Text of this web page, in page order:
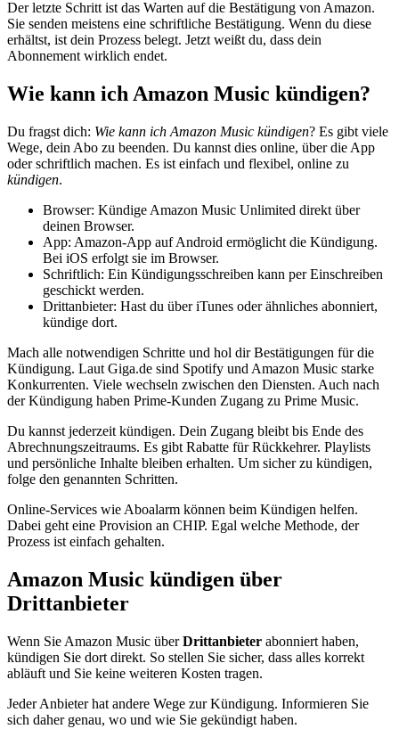
Der letzte Schritt ist das Warten auf die Bestätigung von Amazon.
Sie senden meistens eine schriftliche Bestätigung. Wenn du diese
erhältst, ist dein Prozess belegt. Jetzt weißt du, dass dein
Abonnement wirklich endet.
Wie kann ich Amazon Music kündigen?
Du fragst dich: Wie kann ich Amazon Music kündigen? Es gibt viele
Wege, dein Abo zu beenden. Du kannst dies online, über die App
oder schriftlich machen. Es ist einfach und flexibel, online zu
kündigen.
Browser: Kündige Amazon Music Unlimited direkt über
deinen Browser.
App: Amazon-App auf Android ermöglicht die Kündigung.
Bei iOS erfolgt sie im Browser.
Schriftlich: Ein Kündigungsschreiben kann per Einschreiben
geschickt werden.
Drittanbieter: Hast du über iTunes oder ähnliches abonniert,
kündige dort.
Mach alle notwendigen Schritte und hol dir Bestätigungen für die
Kündigung. Laut Giga.de sind Spotify und Amazon Music starke
Konkurrenten. Viele wechseln zwischen den Diensten. Auch nach
der Kündigung haben Prime-Kunden Zugang zu Prime Music.
Du kannst jederzeit kündigen. Dein Zugang bleibt bis Ende des
Abrechnungszeitraums. Es gibt Rabatte für Rückkehrer. Playlists
und persönliche Inhalte bleiben erhalten. Um sicher zu kündigen,
folge den genannten Schritten.
Online-Services wie Aboalarm können beim Kündigen helfen.
Dabei geht eine Provision an CHIP. Egal welche Methode, der
Prozess ist einfach gehalten.
Amazon Music kündigen über
Drittanbieter
Wenn Sie Amazon Music überDrittanbieter abonniert haben,
kündigen Sie dort direkt. So stellen Sie sicher, dass alles korrekt
abläuft und Sie keine weiteren Kosten tragen.
Jeder Anbieter hat andere Wege zur Kündigung. Informieren Sie
sich daher genau, wo und wie Sie gekündigt haben.